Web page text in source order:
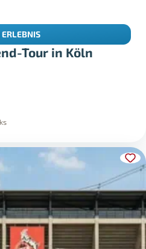
Tour in Köln